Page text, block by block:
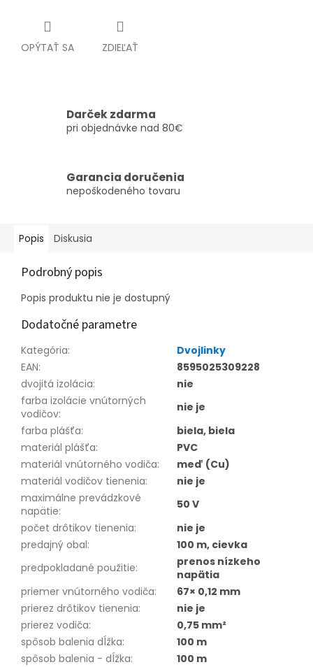
OPÝTAŤ SA ZDIEĽAŤ
Darček zdarma
pri objednávke nad 80€
Garancia doručenia
nepoškodeného tovaru
Popis Diskusia
Podrobný popis
Popis produktu nie je dostupný
Dodatočné parametre
Kategória:
Dvojlinky
EAN:
8595025309228
dvojitá izolácia:
nie
farba izolácie vnútorných
vodičov:
nie je
farba plášťa:
biela, biela
materiál plášťa:
PVC
materiál vnútorného vodiča:
meď (Cu)
materiál vodičov tienenia:
nie je
maximálne prevádzkové
napätie:
50 V
počet drôtikov tienenia:
nie je
predajný obal:
100 m, cievka
predpokladané použitie:
prenos nízkeho
napätia
priemer vnútorného vodiča:
67× 0,12 mm
prierez drôtikov tienenia:
nie je
prierez vodiča:
0,75 mm²
spôsob balenia dĺžka:
100 m
spôsob balenia - dĺžka:
100 m